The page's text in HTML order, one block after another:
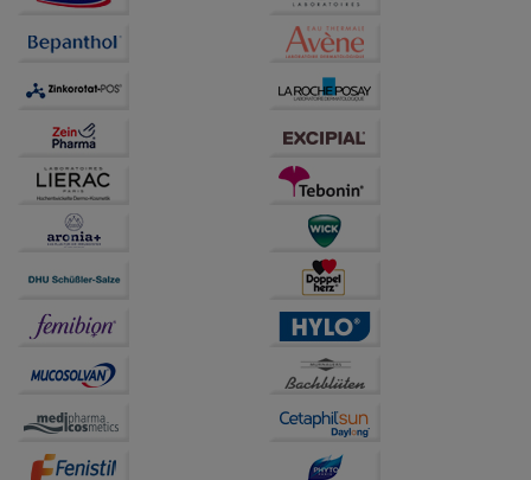
Statistik & Tracking:
Hierüber lassen sich
Informationen über die Art und Weise der Nutzung
unserer Website sammeln, mit deren Hilfe wir unsere
Website weiter für Sie optimieren können, den Inhalt
auf unserer Website aber auch die Werbung auf
Drittseiten möglichst relevant für Sie zu gestalten.
Bitte beachten Sie, dass Daten hierfür teilweise an
Dritte wie z.B. Google oder soziale Medien
übertragen werden.